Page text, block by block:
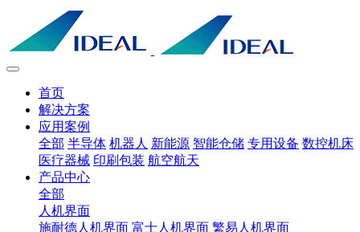
首页
解决方案
应用案例
全部 半导体 机器人 新能源 智能仓储 专用设备 数控机床
医疗器械 印刷包装 航空航天
产品中心
全部
人机界面
施耐德人机界面 富士人机界面 繁易人机界面